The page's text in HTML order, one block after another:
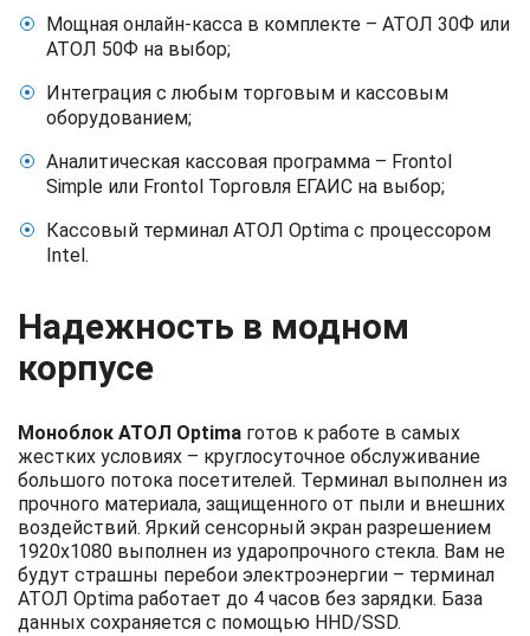
Мощная онлайн-касса в комплекте – АТОЛ 30Ф или
АТОЛ 50Ф на выбор;
Интеграция с любым торговым и кассовым
оборудованием;
Аналитическая кассовая программа – Frontol
Simple или Frontol Торговля ЕГАИС на выбор;
Кассовый терминал АТОЛ Optima с процессором
Intel.
Надежность в модном
корпусе
Моноблок АТОЛ Optima готов к работе в самых
жестких условиях – круглосуточное обслуживание
большого потока посетителей. Терминал выполнен из
прочного материала, защищенного от пыли и внешних
воздействий. Яркий сенсорный экран разрешением
1920х1080 выполнен из ударопрочного стекла. Вам не
будут страшны перебои электроэнергии – терминал
АТОЛ Optima работает до 4 часов без зарядки. База
данных сохраняется с помощью HHD/SSD.